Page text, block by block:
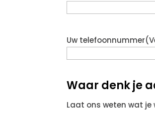
Uw telefoonnummer
Waar denk je
Laat ons weten wat je